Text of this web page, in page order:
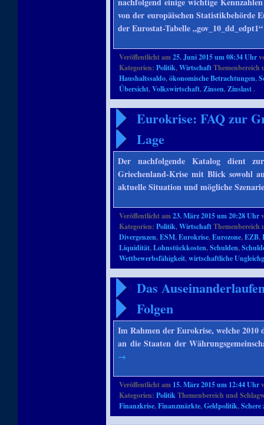
von der europäischen Statistikbehörde
der Eurostat-Tabelle
Veröffentlicht am25. Juni 2015 um 08:34 Uhr
Kategorien:Politik,Wirtschaft
Haushaltssaldo,ökonomische Betrachtungen,
Übersicht,Volkswirtschaft,Zinsen,Zinslast.
Eurokrise: FAQ zur
Lage
Der nachfolgende Katalog dient
Griechenland-Krise mit Blick sowohl
aktuelle Situation und mögliche
Veröffentlicht am23. März 2015 um 20:28 Uhr
Kategorien:Politik,Wirtschaft
Divergenzen,ESM,Eurokrise,Eurozone,EZB,
Liquidität,Lohnstückkosten,Schulden,
Wettbewerbsfähigkeit,wirtschaftliche
Das
Folgen
Im Rahmen der Eurokrise, welche 2010
an die Staaten der
→
Veröffentlicht am 15. März 2015 um 12:44 Uhr
Kategorien:PolitikThemenbereich und
Finanzkrise,Finanzmärkte,Geldpolitik,